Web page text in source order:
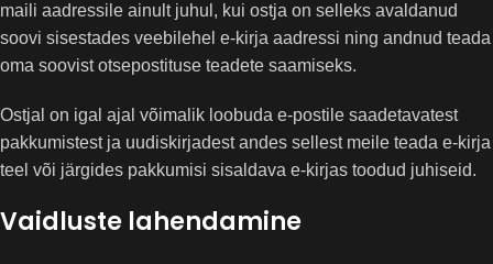
maili aadressile ainult juhul, kui ostja on selleks avaldanud
soovi sisestades veebilehel e-kirja aadressi ning andnud teada
oma soovist otsepostituse teadete saamiseks.
Ostjal on igal ajal võimalik loobuda e-postile saadetavatest
pakkumistest ja uudiskirjadest andes sellest meile teada e-kirja
teel või järgides pakkumisi sisaldava e-kirjas toodud juhiseid.
Vaidluste lahendamine